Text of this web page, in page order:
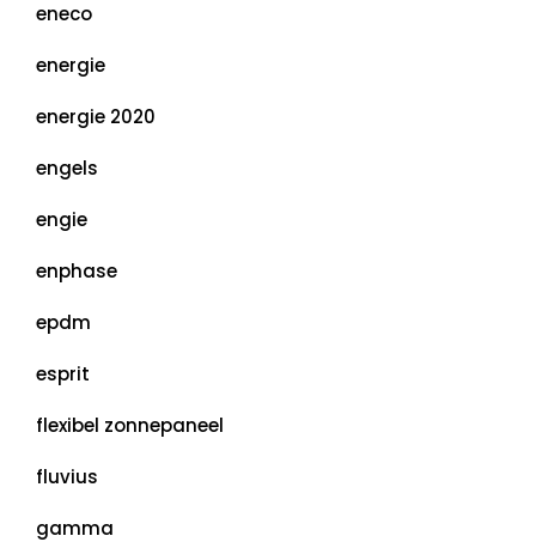
eneco
energie
energie 2020
engels
engie
enphase
epdm
esprit
flexibel zonnepaneel
fluvius
gamma